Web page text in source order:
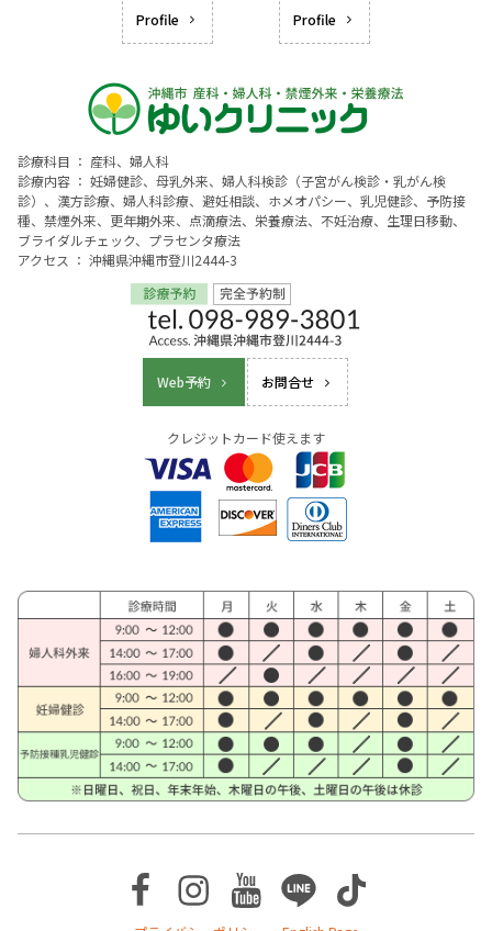
Profile Profile
診療科目 ： 産科、婦人科
診療内容 ： 妊婦健診、母乳外来、婦人科検診（子宮がん検診・乳がん検
診）、漢方診療、婦人科診療、避妊相談、ホメオパシー、乳児健診、予防接
種、禁煙外来、更年期外来、点滴療法、栄養療法、不妊治療、生理日移動、
ブライダルチェック、プラセンタ療法
アクセス ： 沖縄県沖縄市登川2444-3
Web予約 お問合せ
クレジットカード使えます
Facebook
Instagram
Youtube
LineTikTok